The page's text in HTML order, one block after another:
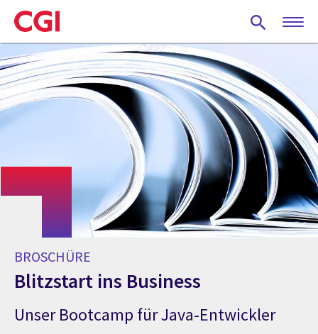
Skip
to
main
content
BROSCHÜRE
Blitzstart ins Business
Unser Bootcamp für Java-Entwickler